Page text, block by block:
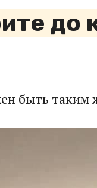
до
быть таким